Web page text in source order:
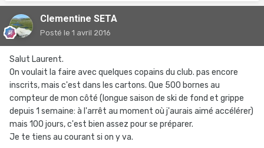
Clementine SETA
Posté le 1 avril 2016
Salut Laurent.
On voulait la faire avec quelques copains du club. pas encore
inscrits, mais c'est dans les cartons. Que 500 bornes au
compteur de mon côté (longue saison de ski de fond et grippe
depuis 1 semaine: à l'arrêt au moment où j'aurais aimé accélérer)
mais 100 jours, c'est bien assez pour se préparer.
Je te tiens au courant si on y va.